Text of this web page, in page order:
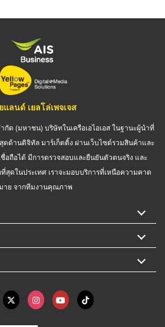
แลนด์ เยลโล่เพจเจส
กัด (มหาชน) บริษัทในเครือเอไอเอส ในฐานะผู้นำที่
ด้านดิจิทัล มาร์เก็ตติ้ง ผ่านเว็บไซต์รวมสินค้าและ
อถือได้ มีการตรวจสอบและยืนยันตัวตนจริง และ
ดในประเทศ เราจะมอบบริการที่เหนือความคาด
าย จากทีมงานคุณภาพ